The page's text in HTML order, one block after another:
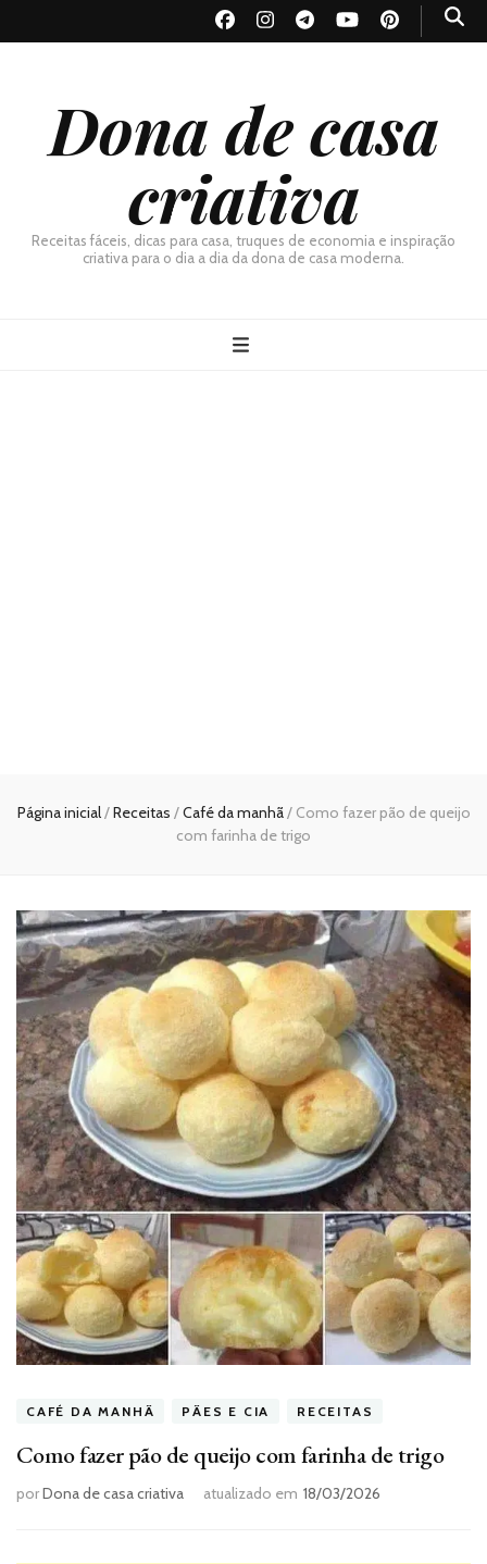
Dona de casa
criativa
Receitas fáceis, dicas para casa, truques de economia e inspiração
criativa para o dia a dia da dona de casa moderna.
Página inicial/Receitas /Café da manhã/ Como fazer pão de queijo
com farinha de trigo
CAFÉ DA MANHÃ PÃES E CIA RECEITAS
Como fazer pão de queijo com farinha de trigo
porDona de casa criativa atualizado em 18/03/2026